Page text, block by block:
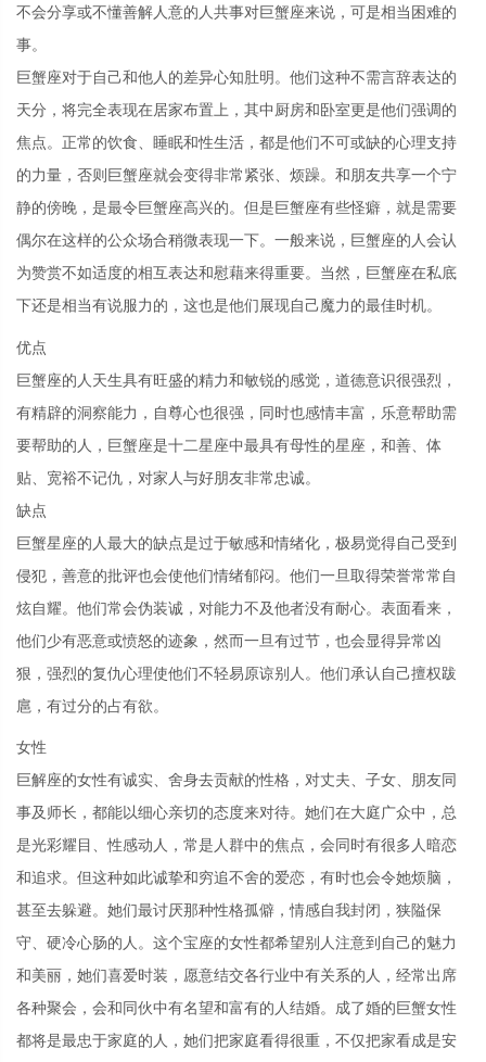
不会分享或不懂善解人意的人共事对巨蟹座来说，可是相当困难的
事。
巨蟹座对于自己和他人的差异心知肚明。他们这种不需言辞表达的
天分，将完全表现在居家布置上，其中厨房和卧室更是他们强调的
焦点。正常的饮食、睡眠和性生活，都是他们不可或缺的心理支持
的力量，否则巨蟹座就会变得非常紧张、烦躁。和朋友共享一个宁
静的傍晚，是最令巨蟹座高兴的。但是巨蟹座有些怪癖，就是需要
偶尔在这样的公众场合稍微表现一下。一般来说，巨蟹座的人会认
为赞赏不如适度的相互表达和慰藉来得重要。当然，巨蟹座在私底
下还是相当有说服力的，这也是他们展现自己魔力的最佳时机。
优点
巨蟹座的人天生具有旺盛的精力和敏锐的感觉，道德意识很强烈，
有精辟的洞察能力，自尊心也很强，同时也感情丰富，乐意帮助需
要帮助的人，巨蟹座是十二星座中最具有母性的星座，和善、体
贴、宽裕不记仇，对家人与好朋友非常忠诚。
缺点
巨蟹星座的人最大的缺点是过于敏感和情绪化，极易觉得自己受到
侵犯，善意的批评也会使他们情绪郁闷。他们一旦取得荣誉常常自
炫自耀。他们常会伪装诚，对能力不及他者没有耐心。表面看来，
他们少有恶意或愤怒的迹象，然而一旦有过节，也会显得异常凶
狠，强烈的复仇心理使他们不轻易原谅别人。他们承认自己擅权跋
扈，有过分的占有欲。
女性
巨解座的女性有诚实、舍身去贡献的性格，对丈夫、子女、朋友同
事及师长，都能以细心亲切的态度来对待。她们在大庭广众中，总
是光彩耀目、性感动人，常是人群中的焦点，会同时有很多人暗恋
和追求。但这种如此诚挚和穷追不舍的爱恋，有时也会令她烦脑，
甚至去躲避。她们最讨厌那种性格孤僻，情感自我封闭，狭隘保
守、硬冷心肠的人。这个宝座的女性都希望别人注意到自己的魅力
和美丽，她们喜爱时装，愿意结交各行业中有关系的人，经常出席
各种聚会，会和同伙中有名望和富有的人结婚。成了婚的巨蟹女性
都将是最忠于家庭的人，她们把家庭看得很重，不仅把家看成是安